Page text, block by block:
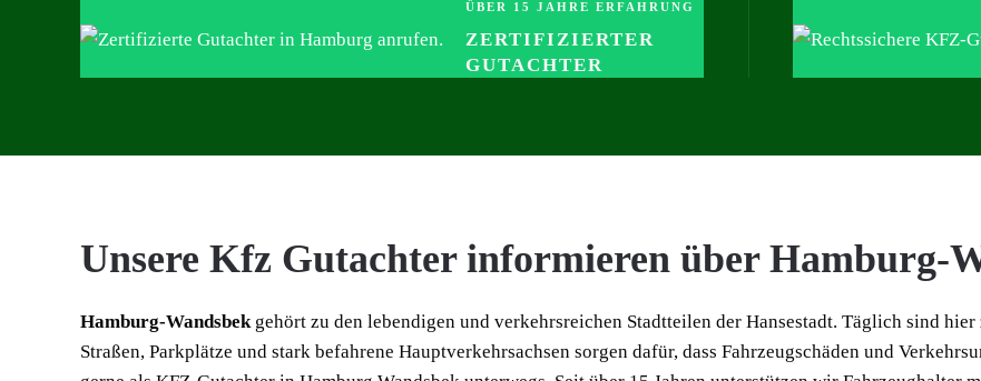
ÜBER 15 JAHRE ERFAHRUNG
ZERTIFIZIERTER
GUTACHTER
Unsere Kfz Gutachter informieren über Hamburg-
Hamburg-Wandsbekgehört zu den lebendigen und verkehrsreichen Stadtteilen der Hansestadt. Täglich sind
Straßen, Parkplätze und stark befahrene Hauptverkehrsachsen sorgen dafür, dass Fahrzeugschäden und